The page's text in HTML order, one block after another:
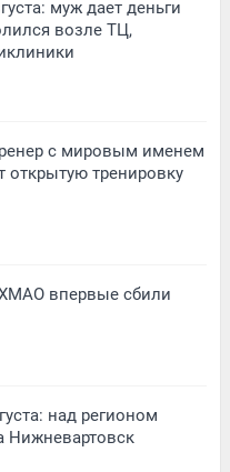
муж дает деньги
возле ТЦ,
с мировым именем
открытую тренировку
впервые сбили
над регионом
Нижневартовск